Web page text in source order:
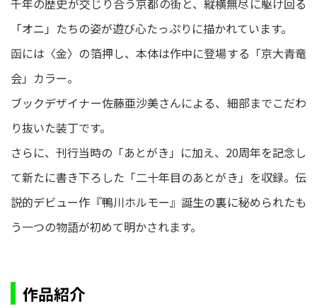
千年の歴史が交じり合う京都の街と、縦横無尽に駆け回る
「オニ」たちの姿が遊び心たっぷりに描かれています。
函には〈金〉の箔押し、本体は作中に登場する「京大青竜
会」カラー。
ブックデザイナー佐藤亜沙美さんによる、細部までこだわ
り抜いた装丁です。
さらに、刊行当時の「あとがき」に加え、20周年を記念し
て新たに書き下ろした「二十年目のあとがき」を収録。伝
説的デビュー作『鴨川ホルモー』誕生の裏に秘められたも
う一つの物語が初めて明かされます。
作品紹介